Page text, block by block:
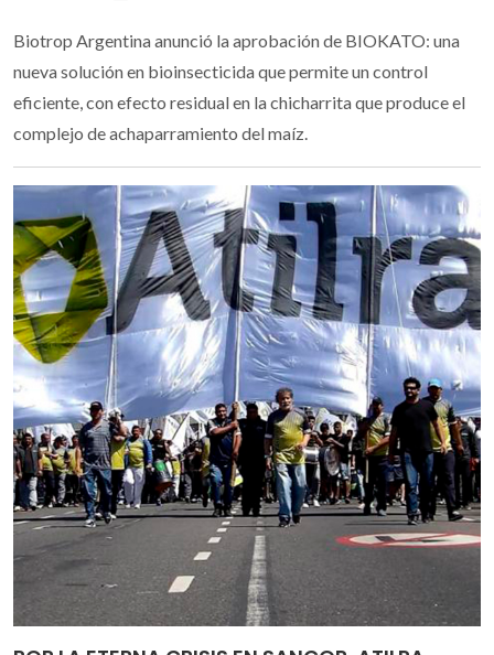
Biotrop Argentina anunció la aprobación de BIOKATO: una
nueva solución en bioinsecticida que permite un control
eficiente, con efecto residual en la chicharrita que produce el
complejo de achaparramiento del maíz.